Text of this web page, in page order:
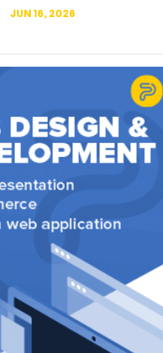
JUN 16, 2026